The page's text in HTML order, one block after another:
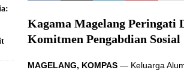
Kagama Magelang Peringati
Komitmen Pengabdian Sosial
MAGELANG, KOMPAS — Keluarga